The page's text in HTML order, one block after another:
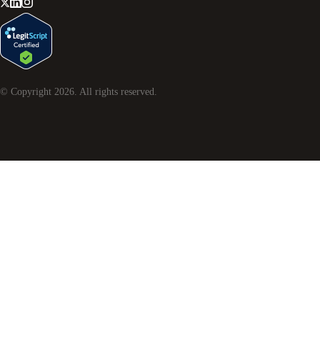
© Copyright 2026. All rights reserved.